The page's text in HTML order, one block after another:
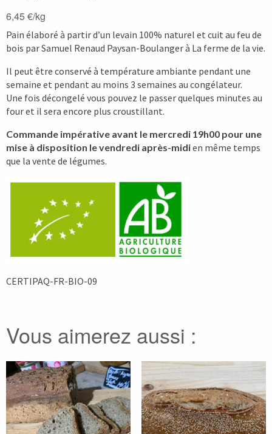
6,45 €/kg
Pain élaboré à partir d’un levain 100% naturel et cuit au feu de
bois par Samuel Renaud Paysan-Boulanger à La ferme de la vie.
Il peut être conservé à température ambiante pendant une
semaine et pendant au moins 3 semaines au congélateur.
Une fois décongelé vous pouvez le passer quelques minutes au
four et il sera encore plus croustillant.
Commande impérative avant le mercredi 19h00 pour une
mise à disposition le vendredi après-midien même temps
que la vente de légumes.
CERTIPAQ-FR-BIO-09
Vous aimerez aussi :